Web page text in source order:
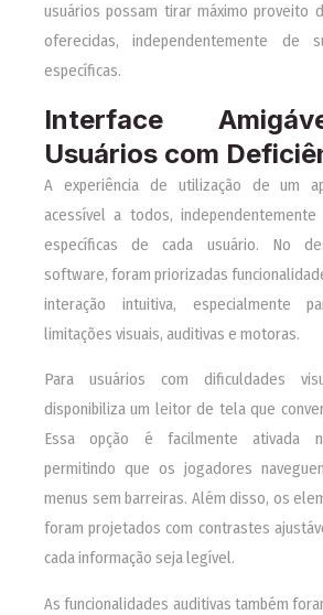
usuários possam tirar máximo proveito
oferecidas, independentemente de
específicas.
Interface
Usuários com
A experiência de utilização de um
acessível a todos, independentemente
específicas de cada usuário. No
software, foram priorizadas
interação intuitiva, especialmente
limitações visuais, auditivas e motoras.
Para usuários com dificuldades
disponibiliza um leitor de tela que
Essa opção é facilmente ativada
permitindo que os jogadores
menus sem barreiras. Além disso, os
foram projetados com contrastes
cada informação seja legível.
As funcionalidades auditivas também